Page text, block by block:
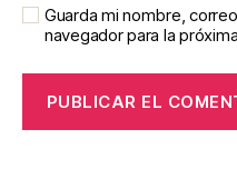
Guarda mi nombre,
navegador para la